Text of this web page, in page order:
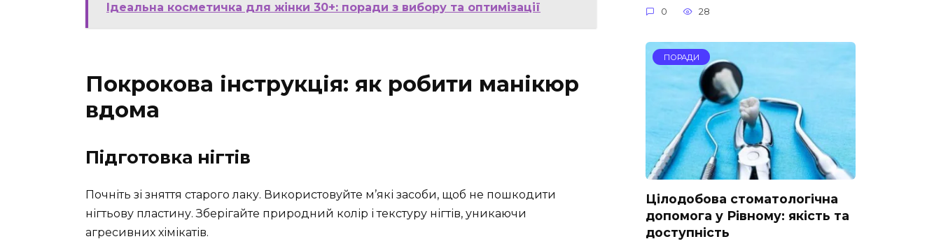
Ідеальна косметичка для жінки 30+: поради з вибору та оптимізації
Покрокова інструкція: як робити манікюр
вдома
Підготовка нігтів
Почніть зі зняття старого лаку. Використовуйте м’які засоби, щоб не пошкодити
нігтьову пластину. Зберігайте природний колір і текстуру нігтів, уникаючи
агресивних хімікатів.
0 28
ПОРАДИ
Цілодобова стоматологічна
допомога у Рівному: якість та
доступність